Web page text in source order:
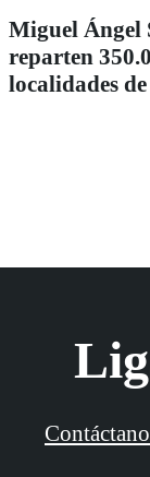
Miguel Ángel
reparten
localidades